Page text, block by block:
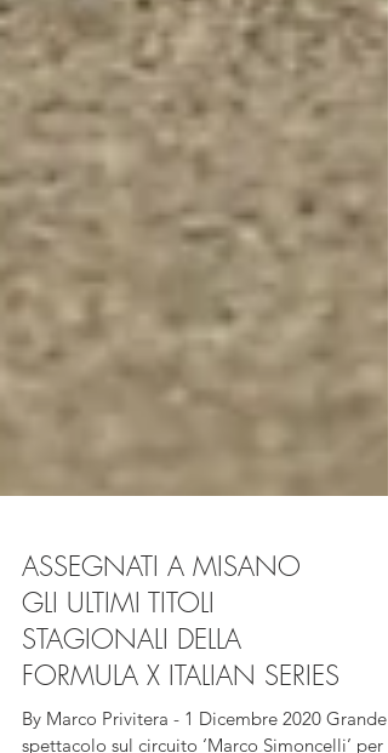
ASSEGNATI A MISANO
GLI ULTIMI TITOLI
STAGIONALI DELLA
FORMULA X ITALIAN SERIES